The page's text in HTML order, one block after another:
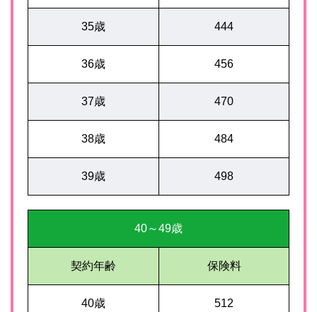
35歳 444
36歳 456
37歳 470
38歳 484
39歳 498
40～49歳
契約年齢 保険料
40歳 512